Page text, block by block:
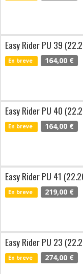
Easy Rider PU 39
En breve 164,00 €
Easy Rider PU 40
En breve 164,00 €
Easy Rider PU 41
En breve 219,00 €
Easy Rider PU 23
En breve 274,00 €